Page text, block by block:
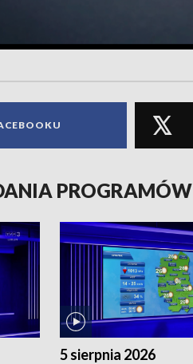
PROGRAMÓW
5 sierpnia 2026